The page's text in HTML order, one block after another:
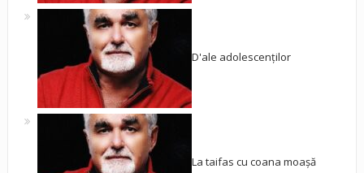
D'ale adolescenților
La taifas cu coana moașă